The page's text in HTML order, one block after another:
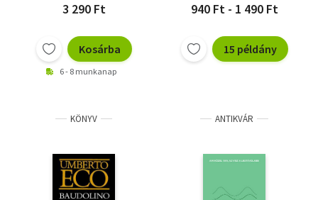
3 290 Ft
Kosárba
6 - 8 munkanap
940 Ft - 1 490 Ft
15 példány
KÖNYV ANTIKVÁR